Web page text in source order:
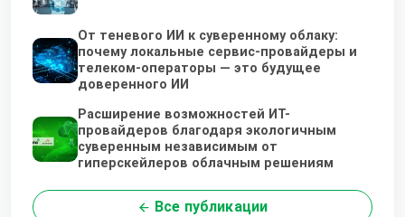
От теневого ИИ к суверенному облаку:
почему локальные сервис-провайдеры и
телеком-операторы — это будущее
доверенного ИИ
Расширение возможностей ИТ-
провайдеров благодаря экологичным
суверенным независимым от
гиперскейлеров облачным решениям
Все публикации